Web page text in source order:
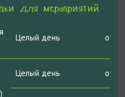
для мероприятий
Целый день от
)
Целый день от